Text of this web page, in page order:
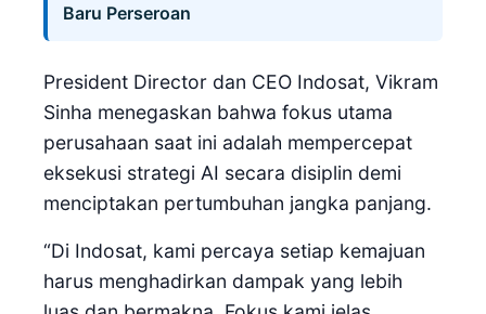
Baru Perseroan
President Director dan CEO Indosat, Vikram
Sinha menegaskan bahwa fokus utama
perusahaan saat ini adalah mempercepat
eksekusi strategi AI secara disiplin demi
menciptakan pertumbuhan jangka panjang.
“Di Indosat, kami percaya setiap kemajuan
harus menghadirkan dampak yang lebih